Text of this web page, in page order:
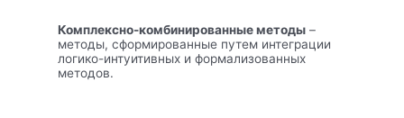
Комплексно-комбинированные методы –
методы, сформированные путем интеграции
логико-интуитивных и формализованных
методов.